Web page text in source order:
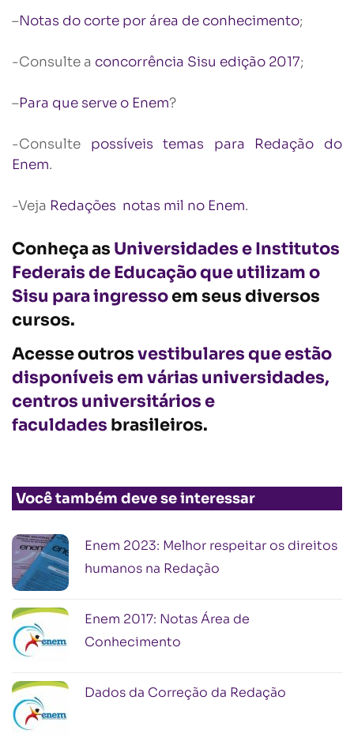
–Notas do corte por área de conhecimento;
-Consulte a concorrência Sisu edição 2017;
–Para que serve o Enem?
-Consulte possíveis temas para Redação do
Enem.
-Veja Redações notas mil no Enem.
Conheça as Universidades e Institutos
Federais de Educação que utilizam o
Sisu para ingressoem seus diversos
cursos.
Acesse outrosvestibulares que estão
disponíveis em várias universidades,
centros universitários e
faculdades brasileiros.
Você também deve se interessar
Enem 2023: Melhor respeitar os direitos
humanos na Redação
Enem 2017: Notas Área de
Conhecimento
Dados da Correção da Redação